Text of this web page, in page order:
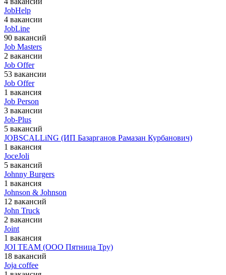
JobHelp
4 вакансии
JobLine
90 вакансий
Job Masters
2 вакансии
Job Offer
53 вакансии
Job Offer
1 вакансия
Job Person
3 вакансии
Job-Plus
5 вакансий
JOBSCALLiNG (ИП Базарганов Рамазан Курбанович)
1 вакансия
JoceJoli
5 вакансий
Johnny Burgers
1 вакансия
Johnson & Johnson
12 вакансий
John Truck
2 вакансии
Joint
1 вакансия
JOI TEAM (ООО Пятница Тру)
18 вакансий
Joja coffee